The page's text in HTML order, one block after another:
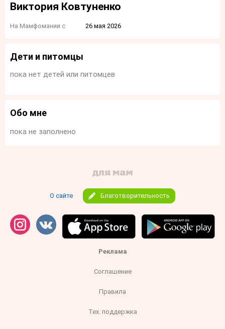
Виктория Ковтуненко
На Мамфомании с 26 мая 2026
Дети и питомцы
пока нет детей или питомцев
Обо мне
пока не заполнено
О сайте Благотворительность
Реклама
Соглашение
Правила
Тех. поддержка